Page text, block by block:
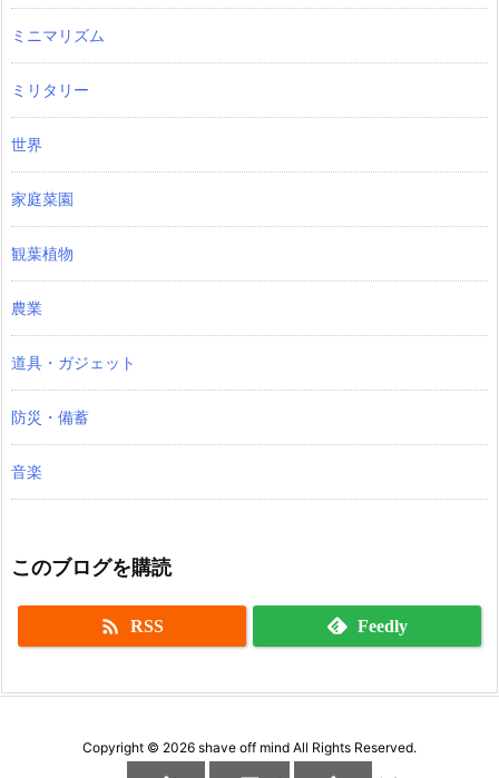
ミニマリズム
ミリタリー
世界
家庭菜園
観葉植物
農業
道具・ガジェット
防災・備蓄
音楽
このブログを購読
 RSS Feedly
Copyright © 2026 shave off mind All Rights Reserved.